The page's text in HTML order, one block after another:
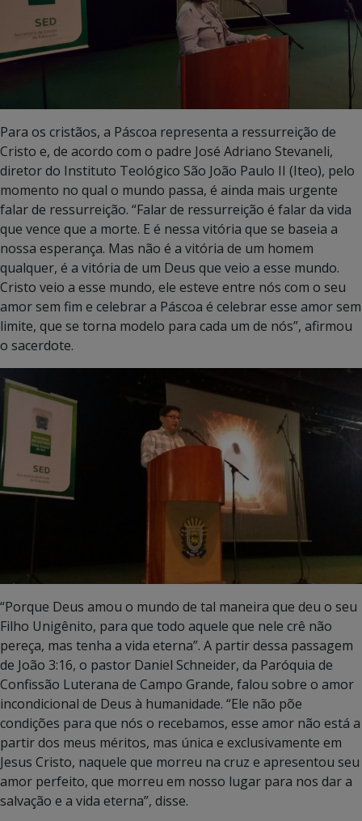
Para os cristãos, a Páscoa representa a ressurreição de
Cristo e, de acordo com o padre José Adriano Stevaneli,
diretor do Instituto Teológico São João Paulo II (Iteo), pelo
momento no qual o mundo passa, é ainda mais urgente
falar de ressurreição. “Falar de ressurreição é falar da vida
que vence que a morte. E é nessa vitória que se baseia a
nossa esperança. Mas não é a vitória de um homem
qualquer, é a vitória de um Deus que veio a esse mundo.
Cristo veio a esse mundo, ele esteve entre nós com o seu
amor sem fim e celebrar a Páscoa é celebrar esse amor sem
limite, que se torna modelo para cada um de nós”, afirmou
o sacerdote.
“Porque Deus amou o mundo de tal maneira que deu o seu
Filho Unigênito, para que todo aquele que nele crê não
pereça, mas tenha a vida eterna”. A partir dessa passagem
de João 3:16, o pastor Daniel Schneider, da Paróquia de
Confissão Luterana de Campo Grande, falou sobre o amor
incondicional de Deus à humanidade. “Ele não põe
condições para que nós o recebamos, esse amor não está a
partir dos meus méritos, mas única e exclusivamente em
Jesus Cristo, naquele que morreu na cruz e apresentou seu
amor perfeito, que morreu em nosso lugar para nos dar a
salvação e a vida eterna”, disse.